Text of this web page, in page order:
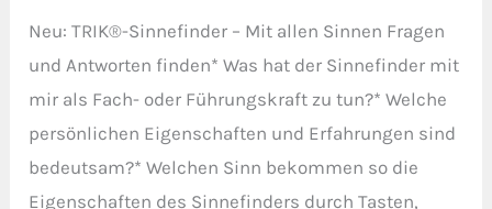
Neu: TRIK®-Sinnefinder – Mit allen Sinnen Fragen
und Antworten finden* Was hat der Sinnefinder mit
mir als Fach- oder Führungskraft zu tun?* Welche
persönlichen Eigenschaften und Erfahrungen sind
bedeutsam?* Welchen Sinn bekommen so die
Eigenschaften des Sinnefinders durch Tasten,